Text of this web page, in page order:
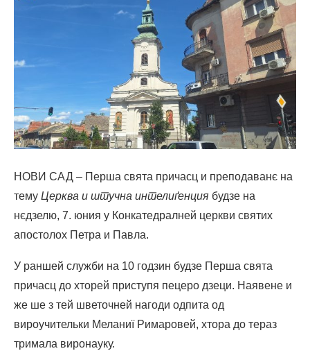
НОВИ САД – Перша свята причасц и преподаванє на
тему Церква и штучна интелиґенция будзе на
нєдзелю, 7. юния у Конкатедралней церкви святих
апостолох Петра и Павла.
У раншей служби на 10 годзин будзе Перша свята
причасц до хторей приступя пецеро дзеци. Наявене и
же ше з тей шветочней нагоди одпита од
вироучительки Меланиї Римаровей, хтора до тераз
тримала виронауку.